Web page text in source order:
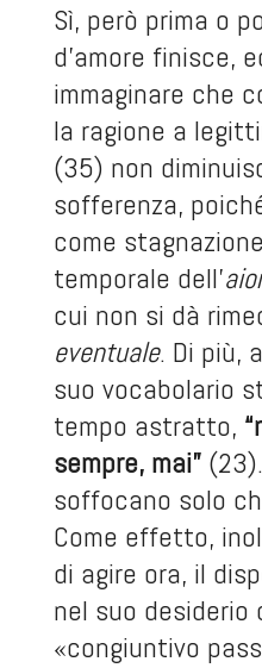
Sì, però prima o
d’amore finisce,
immaginare che
la ragione a
(35) non
sofferenza,
come
temporale dell’
cui non si dà
eventuale. Di più,
suo vocabolario
tempo astratto,
sempre, mai”
soffocano solo
Come effetto,
di agire ora, il
nel suo desiderio
«congiuntivo